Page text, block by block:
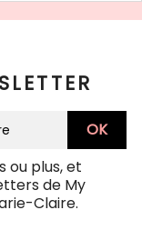
ou plus, et
de My
Claire.